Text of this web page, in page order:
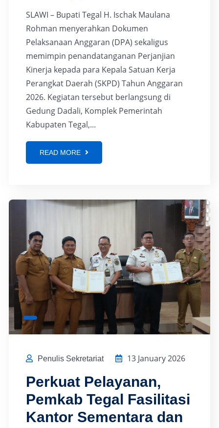
SLAWI – Bupati Tegal H. Ischak Maulana
Rohman menyerahkan Dokumen
Pelaksanaan Anggaran (DPA) sekaligus
memimpin penandatanganan Perjanjian
Kinerja kepada para Kepala Satuan Kerja
Perangkat Daerah (SKPD) Tahun Anggaran
2026. Kegiatan tersebut berlangsung di
Gedung Dadali, Komplek Pemerintah
Kabupaten Tegal,...
READ MORE
Penulis Sekretariat 13 January 2026
Perkuat Pelayanan,
Pemkab Tegal Fasilitasi
Kantor Sementara dan